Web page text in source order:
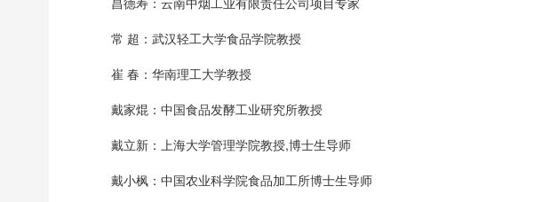
常 超：武汉轻工大学食品学院教授
崔 春：华南理工大学教授
戴家焜：中国食品发酵工业研究所教授
戴立新：上海大学管理学院教授,博士生导师
戴小枫：中国农业科学院食品加工所博士生导师